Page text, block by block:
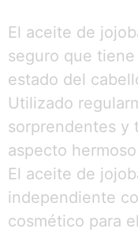
El aceite de
seguro que
estado del
Utilizado
sorprendentes y
aspecto
El aceite de
independiente
cosmético para